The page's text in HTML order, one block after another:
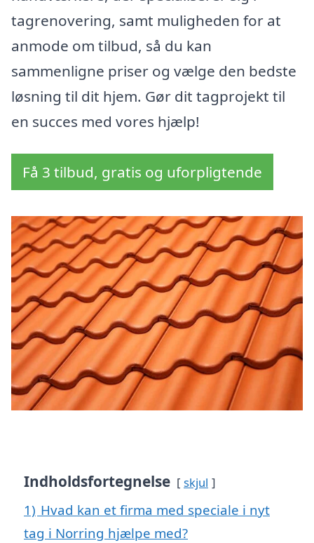
tagrenovering, samt muligheden for at
anmode om tilbud, så du kan
sammenligne priser og vælge den bedste
løsning til dit hjem. Gør dit tagprojekt til
en succes med vores hjælp!
Få 3 tilbud, gratis og uforpligtende
Indholdsfortegnelse skjul
1) Hvad kan et firma med speciale i nyt
tag i Norring hjælpe med?